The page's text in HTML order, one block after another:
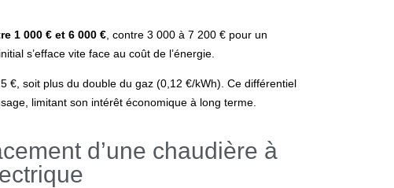
1 000 € et 6 000 €, contre 3 000 à 7 200 € pour un
s’efface vite face au coût de l’énergie.
€, soit plus du double du gaz (0,12 €/kWh). Ce différentiel
limitant son intérêt économique à long terme.
d’une chaudière à